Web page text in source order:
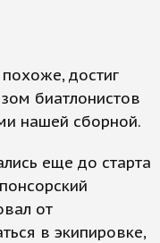
достиг
биатлонистов
нашей сборной.
еще до старта
от
в экипировке,